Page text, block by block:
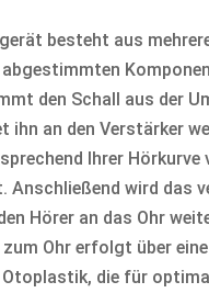
besteht aus
den Schall aus der
ihn an den Verstärker
Ihrer Hörkurve
Anschließend wird das
Hörer an das Ohr
Ohr erfolgt über
die für